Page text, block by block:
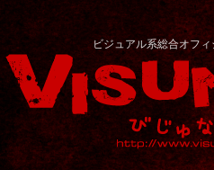
ビジュアル系総合オフ